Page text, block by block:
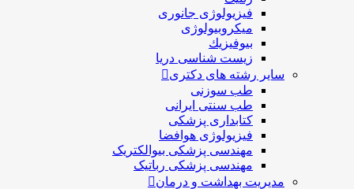
فیزیولوژی جانوری
میکروبیولوژی
بيوفيزيك
زیست شناسی دریا
سایر رشته های دکتری
طب سوزنی
طب سنتی ایرانی
کتابداری پزشکی
فیزیولوژی هوافضا
مهندسی پزشکی بیوالکتریک
مهندسی پزشکی رباتیک
مدیریت بهداشت و درمان